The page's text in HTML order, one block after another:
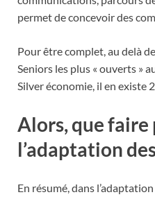
permet de concevoir des
Pour être complet, au delà
Seniors les plus « ouverts »
Silver économie, il en existe
Alors, que faire
l’adaptation
En résumé, dans